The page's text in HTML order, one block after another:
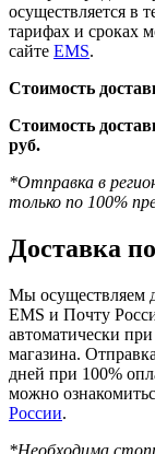
осуществляется в
тарифах и сроках
сайте EMS.
Стоимость
Стоимость
руб.
*Отправка в
только по 100%
Доставка
Мы осуществляем
EMS и Почту
автоматически
магазина.
дней при 100%
можно
России.
*Необходима